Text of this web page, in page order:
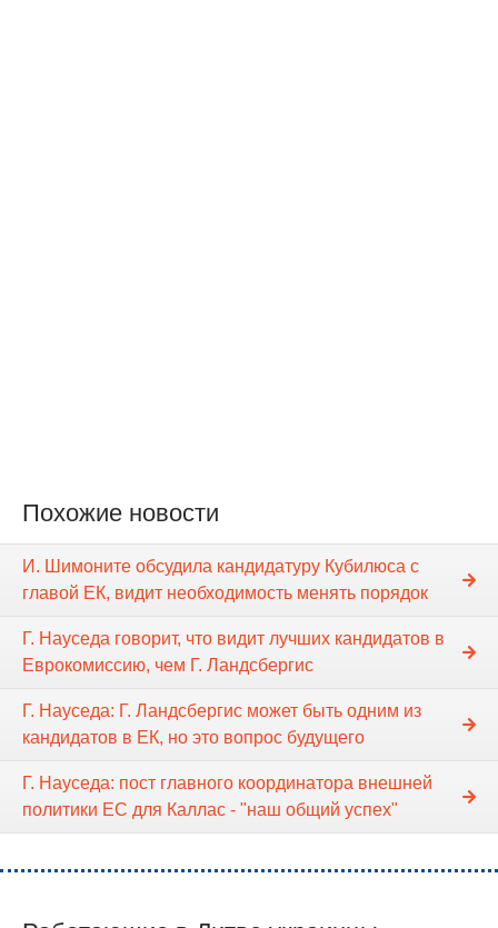
Похожие новости
И. Шимоните обсудила кандидатуру Кубилюса с
главой ЕК, видит необходимость менять порядок
Г. Науседа говорит, что видит лучших кандидатов в
Еврокомиссию, чем Г. Ландсбергис
Г. Науседа: Г. Ландсбергис может быть одним из
кандидатов в ЕК, но это вопрос будущего
Г. Науседа: пост главного координатора внешней
политики ЕС для Каллас - "наш общий успех"